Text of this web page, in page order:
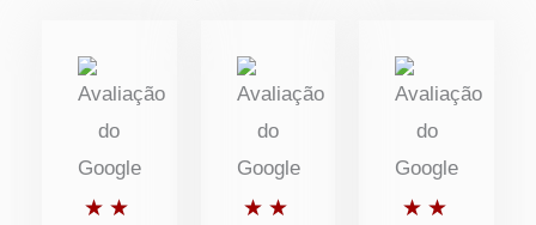
★ ★Classificado ★ ★Classificado ★ ★